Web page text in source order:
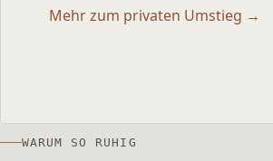
Mehr zum privaten Umstieg →
WARUM SO RUHIG